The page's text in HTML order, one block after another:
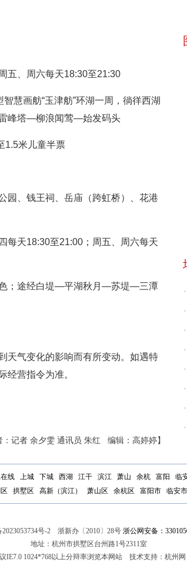
五、周六每天18:30至21:30
慧画舫“玉津舫”环湖一周，徜徉西湖
峰塔—柳浪闻莺—始发码头
1.5米儿童半票
园、钱王祠、岳庙（跨虹桥）、花港
每天18:30至21:00；周五、周六每天
；途经白堤—平湖秋月—苏堤—三潭
天气变化的影响而有所变动。如遇特
经营指令为准。
：记者 余夕雯 通讯员 朱红 编辑：高婷婷】
·
·
·
·
·
·
·
·
线 上城 下城 西湖 江干 滨江 萧山 余杭 富阳 临
拱墅区 高新（滨江） 萧山区 余杭区 富阳市 临安市
号-2 浙新办〔2010〕28号 浙公网安备：
地址：杭州市拱墅区台州路1号2311室
IE7.0 1024*768以上分辩率浏览本网站 技术支持：杭州网